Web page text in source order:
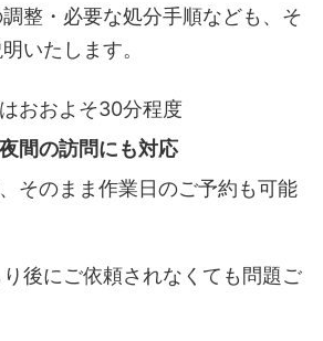
整・必要な処分手順なども、そ
いたします。
おおよそ30分程度
間の訪問にも対応
そのまま作業日のご予約も可能
後にご依頼されなくても問題ご